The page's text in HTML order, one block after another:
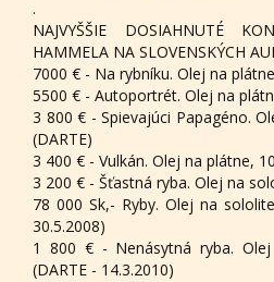
.
NAJVYŠŠIE DOSIAHNUTÉ
HAMMELA NA SLOVENSKÝCH
7000 € - Na rybníku. Olej na
5500 € - Autoportrét. Olej na
3 800 € - Spievajúci Papagéno.
(DARTE)
3 400 € - Vulkán. Olej na plátne,
3 200 € - Šťastná ryba. Olej na
78 000 Sk,- Ryby. Olej na
30.5.2008)
1 800 € - Nenásytná ryba.
(DARTE - 14.3.2010)